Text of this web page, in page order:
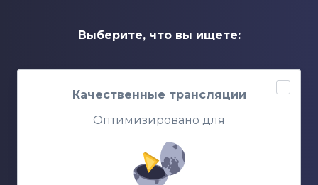
Выберите, что вы ищете:
Качественные трансляции
Оптимизировано для